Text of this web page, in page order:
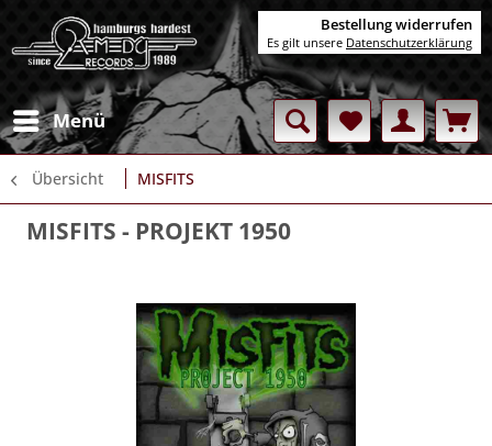
Menü
Übersicht MISFITS
MISFITS - PROJEKT 1950
Bestellung widerrufen
Es gilt unsere Datenschutzerklärung